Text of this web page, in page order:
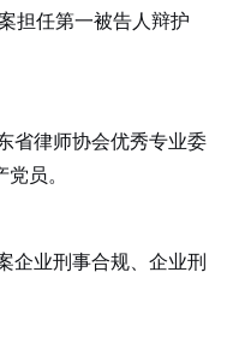
担任第一被告人辩护
省律师协会优秀专业委
员。
企业刑事合规、企业刑